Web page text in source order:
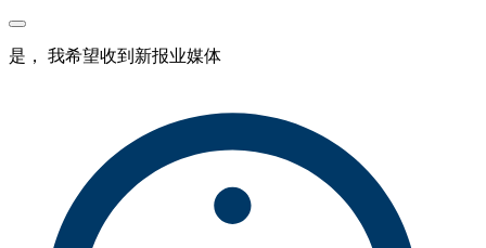
是， 我希望收到新报业媒体